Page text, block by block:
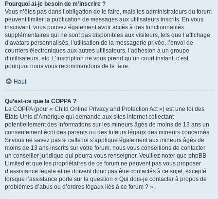
Pourquoi ai-je besoin de m’inscrire ?
Vous n’êtes pas dans l’obligation de le faire, mais les administrateurs du forum
peuvent limiter la publication de messages aux utilisateurs inscrits. En vous
inscrivant, vous pouvez également avoir accès à des fonctionnalités
supplémentaires qui ne sont pas disponibles aux visiteurs, tels que l’affichage
d’avatars personnalisés, l’utilisation de la messagerie privée, l’envoi de
courriers électroniques aux autres utilisateurs, l’adhésion à un groupe
d’utilisateurs, etc. L’inscription ne vous prend qu’un court instant, c’est
pourquoi nous vous recommandons de le faire.
Haut
Qu’est-ce que la COPPA ?
La COPPA (pour « Child Online Privacy and Protection Act ») est une loi des
États-Unis d’Amérique qui demande aux sites internet collectant
potentiellement des informations sur les mineurs âgés de moins de 13 ans un
consentement écrit des parents ou des tuteurs légaux des mineurs concernés.
Si vous ne savez pas si cette loi s’applique également aux mineurs âgés de
moins de 13 ans inscrits sur votre forum, nous vous conseillons de contacter
un conseiller juridique qui pourra vous renseigner. Veuillez noter que phpBB
Limited et que les propriétaires de ce forum ne peuvent pas vous proposer
d’assistance légale et ne doivent donc pas être contactés à ce sujet, excepté
lorsque l’assistance porte sur la question « Qui dois-je contacter à propos de
problèmes d’abus ou d’ordres légaux liés à ce forum ? ».